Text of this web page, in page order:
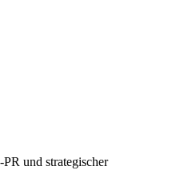
und strategischer